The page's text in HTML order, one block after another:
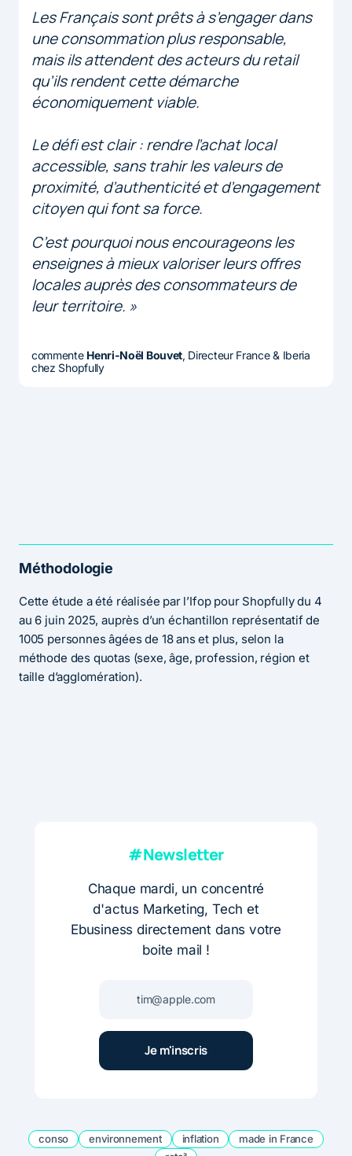
Les Français sont prêts à s’engager dans
une consommation plus responsable,
mais ils attendent des acteurs du retail
qu’ils rendent cette démarche
économiquement viable.
Le défi est clair : rendre l’achat local
accessible, sans trahir les valeurs de
proximité, d’authenticité et d’engagement
citoyen qui font sa force.
C’est pourquoi nous encourageons les
enseignes à mieux valoriser leurs offres
locales auprès des consommateurs de
leur territoire. »
commente Henri-Noël Bouvet, Directeur France & Iberia
chez Shopfully
Méthodologie
Cette étude a été réalisée par l’Ifop pour Shopfully du 4
au 6 juin 2025, auprès d’un échantillon représentatif de
1005 personnes âgées de 18 ans et plus, selon la
méthode des quotas (sexe, âge, profession, région et
taille d’agglomération).
#Newsletter
Chaque mardi, un concentré
d'actus Marketing, Tech et
Ebusiness directement dans votre
boite mail !
conso environnement inflation
made in France